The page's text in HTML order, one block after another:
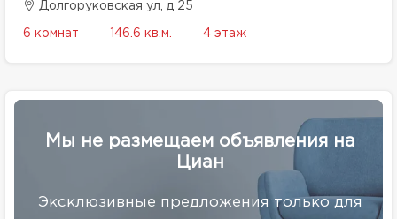
Долгоруковская ул, д 25
6 комнат 146.6 кв.м. 4 этаж
Мы не размещаем объявления на
Циан
Эксклюзивные предложения только для